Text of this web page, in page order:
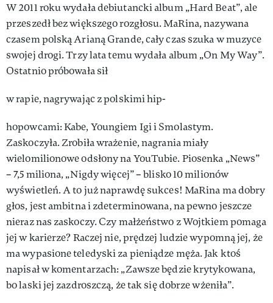
W 2011 roku wydała debiutancki album „Hard Beat”, ale
przeszedł bez większego rozgłosu. MaRina, nazywana
czasem polską Arianą Grande, cały czas szuka w muzyce
swojej drogi. Trzy lata temu wydała album „On My Way”.
Ostatnio próbowała sił
w rapie, nagrywając z polskimi hip-
hopowcami: Kabe, Youngiem Igi i Smolastym.
Zaskoczyła. Zrobiła wrażenie, nagrania miały
wielomilionowe odsłony na YouTubie. Piosenka „News”
– 7,5 miliona, „Nigdy więcej” – blisko 10 milionów
wyświetleń. A to już naprawdę sukces! MaRina ma dobry
głos, jest ambitna i zdeterminowana, na pewno jeszcze
nieraz nas zaskoczy. Czy małżeństwo z Wojtkiem pomaga
jej w karierze? Raczej nie, prędzej ludzie wypomną jej, że
ma wypasione teledyski za pieniądze męża. Jak ktoś
napisał w komentarzach: „Zawsze będzie krytykowana,
bo laski jej zazdroszczą, że tak się dobrze wżeniła”.